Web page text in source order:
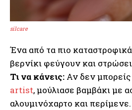
silcare
Ένα από τα πιο
βερνίκι φεύγουν και
Τι να κάνεις: Αν δεν
artist, μούλιασε βαμβάκι με
αλουμινόχαρτο και